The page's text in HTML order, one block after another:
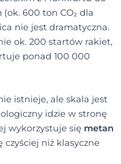
600 ton CO₂ dla
nie jest dramatyczna.
ok. 200 startów rakiet,
ponad 100 000
istnieje, ale skala jest
idzie w stronę
wykorzystuje się metan
czyściej niż klasyczne